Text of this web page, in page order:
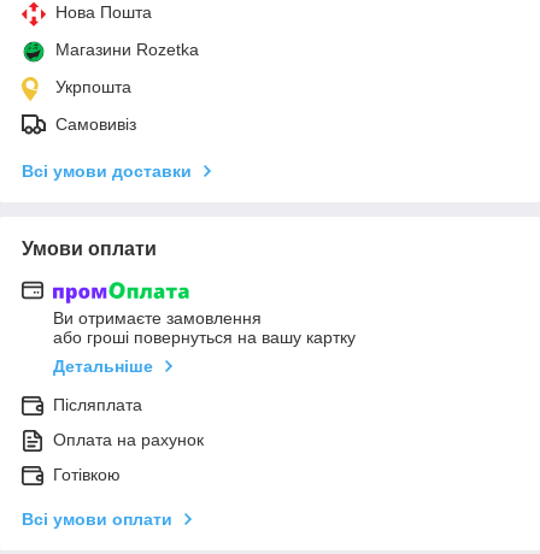
Нова Пошта
Магазини Rozetka
Укрпошта
Самовивіз
Всі умови доставки
Умови оплати
Ви отримаєте замовлення
або гроші повернуться на вашу картку
Детальніше
Післяплата
Оплата на рахунок
Готівкою
Всі умови оплати